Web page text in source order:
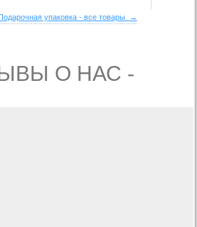
упаковка - все товары →
О НАС -